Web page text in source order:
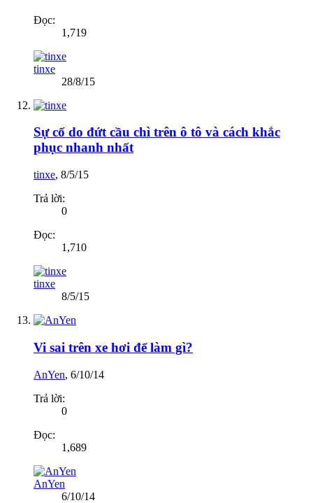
Đọc:
1,719
tinxe
28/8/15
Sự cố do đứt cầu chì trên ô tô và cách khắc
phục nhanh nhất
tinxe, 8/5/15
Trả lời:
0
Đọc:
1,710
tinxe
8/5/15
Vi sai trên xe hơi để làm gì?
AnYen, 6/10/14
Trả lời:
0
Đọc:
1,689
AnYen
6/10/14